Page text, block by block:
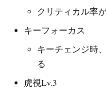
クリティカル率
キーフォーカス
キーチェンジ時
る
虎視Lv.3